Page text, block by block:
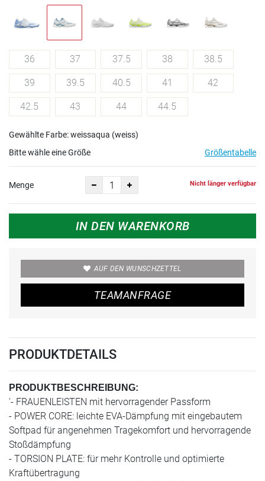
36 37 37.5 38 38.5
39 39.5 40.5 41 42
42.5 43 44 44.5
Gewählte Farbe: weissaqua (weiss)
Bitte wähle eine Größe
Größentabelle
Menge Nicht länger verfügbar
IN DEN WARENKORB
AUF DEN WUNSCHZETTEL
TEAMANFRAGE
PRODUKTDETAILS
PRODUKTBESCHREIBUNG:
'- FRAUENLEISTEN mit hervorragender Passform
- POWER CORE: leichte EVA-Dämpfung mit eingebautem
Softpad für angenehmen Tragekomfort und hervorragende
Stoßdämpfung
- TORSION PLATE: für mehr Kontrolle und optimierte
Kraftübertragung